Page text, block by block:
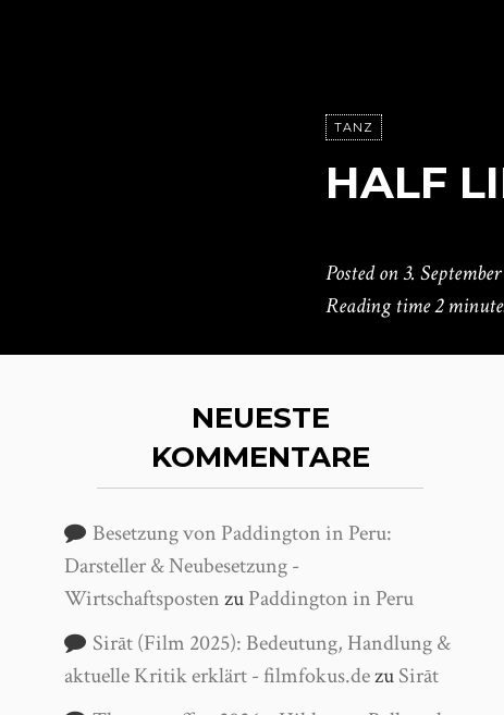
TANZ
HALF
Posted on3.
Reading time2
NEUESTE
KOMMENTARE
Besetzung von Paddington in Peru:
Darsteller & Neubesetzung -
WirtschaftspostenzuPaddington in Peru
Sirāt (Film 2025): Bedeutung, Handlung &
aktuelle Kritik erklärt - filmfokus.dezuSirāt